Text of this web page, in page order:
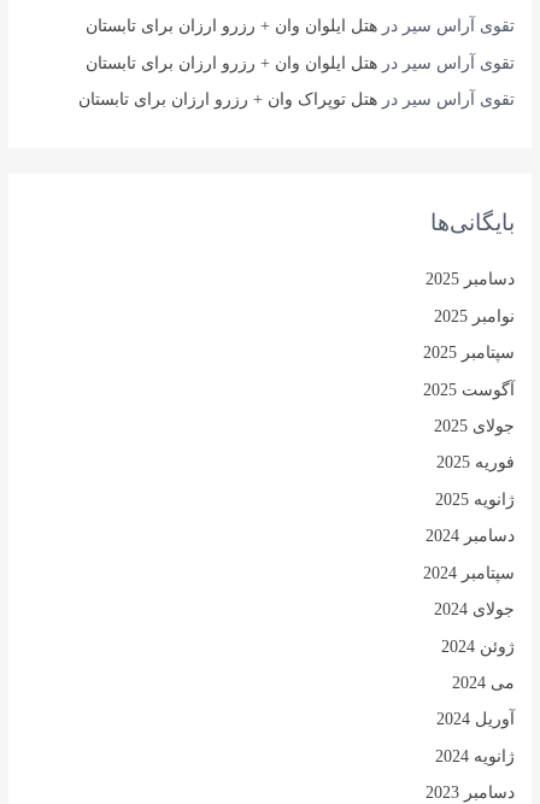
تقوی آراس سیر درهتل ایلوان وان + رزرو ارزان برای تابستان
تقوی آراس سیر درهتل ایلوان وان + رزرو ارزان برای تابستان
تقوی آراس سیر درهتل توپراک وان + رزرو ارزان برای تابستان
بایگانی‌ها
دسامبر 2025
نوامبر 2025
سپتامبر 2025
آگوست 2025
جولای 2025
فوریه 2025
ژانویه 2025
دسامبر 2024
سپتامبر 2024
جولای 2024
ژوئن 2024
می 2024
آوریل 2024
ژانویه 2024
دسامبر 2023